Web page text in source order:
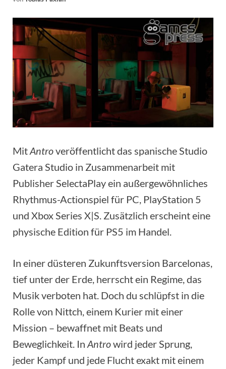
MitAntroveröffentlicht das spanische Studio
Gatera Studio in Zusammenarbeit mit
Publisher SelectaPlay ein außergewöhnliches
Rhythmus-Actionspiel für PC, PlayStation 5
und Xbox Series X|S. Zusätzlich erscheint eine
physische Edition für PS5 im Handel.
In einer düsteren Zukunftsversion Barcelonas,
tief unter der Erde, herrscht ein Regime, das
Musik verboten hat. Doch du schlüpfst in die
Rolle von Nittch, einem Kurier mit einer
Mission – bewaffnet mit Beats und
Beweglichkeit. In Antrowird jeder Sprung,
jeder Kampf und jede Flucht exakt mit einem